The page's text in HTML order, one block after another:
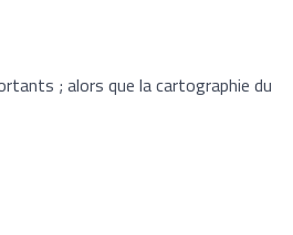
; alors que la cartographie du